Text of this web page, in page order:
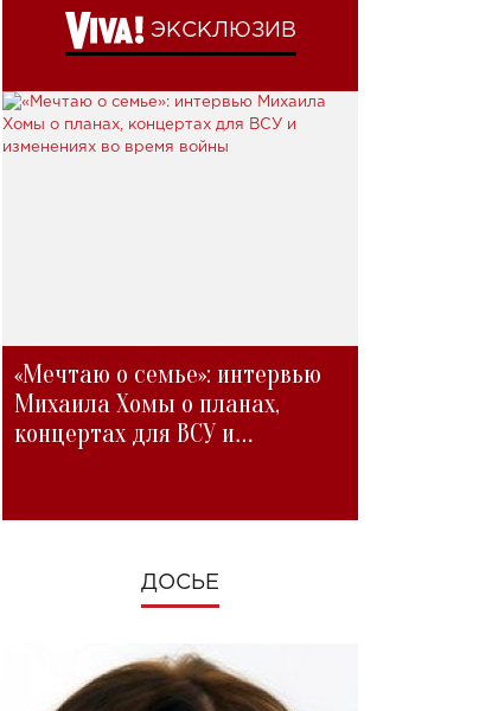
ЭКСКЛЮЗИВ
«Мечтаю о семье»: интервью
Михаила Хомы о планах,
концертах для ВСУ и
ДОСЬЕ